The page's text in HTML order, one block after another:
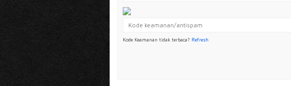
Kode Keamanan tidak terbaca? Refresh